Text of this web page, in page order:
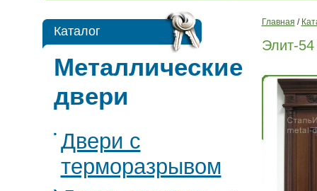
Каталог
Металлические
двери
Двери с
терморазрывом
Главная /
Элит-54